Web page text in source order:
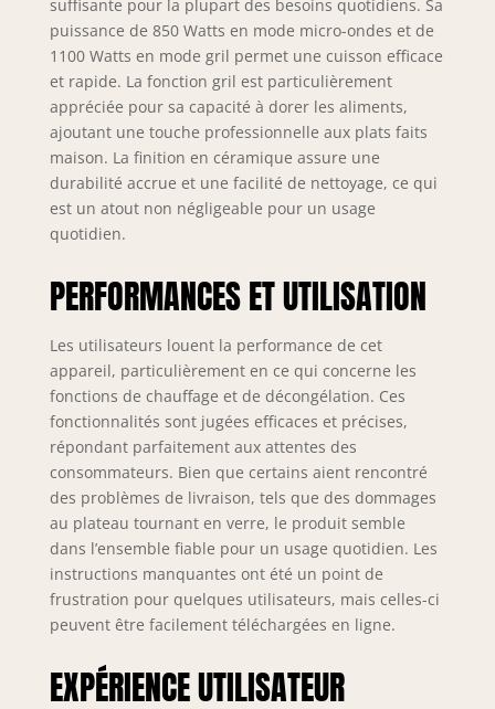
suffisante pour la plupart des besoins quotidiens. Sa
puissance de 850 Watts en mode micro-ondes et de
1100 Watts en mode gril permet une cuisson efficace
et rapide. La fonction gril est particulièrement
appréciée pour sa capacité à dorer les aliments,
ajoutant une touche professionnelle aux plats faits
maison. La finition en céramique assure une
durabilité accrue et une facilité de nettoyage, ce qui
est un atout non négligeable pour un usage
quotidien.
PERFORMANCES ET UTILISATION
Les utilisateurs louent la performance de cet
appareil, particulièrement en ce qui concerne les
fonctions de chauffage et de décongélation. Ces
fonctionnalités sont jugées efficaces et précises,
répondant parfaitement aux attentes des
consommateurs. Bien que certains aient rencontré
des problèmes de livraison, tels que des dommages
au plateau tournant en verre, le produit semble
dans l’ensemble fiable pour un usage quotidien. Les
instructions manquantes ont été un point de
frustration pour quelques utilisateurs, mais celles-ci
peuvent être facilement téléchargées en ligne.
EXPÉRIENCE UTILISATEUR